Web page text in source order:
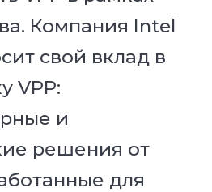
Компания Intel
свой вклад в
VPP:
и
решения от
для